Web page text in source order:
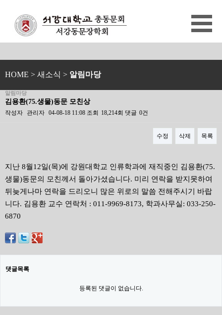
HOME > 새소식 > 알림마당
알림마당
김용환(75.생물)동문 모친상
작성자 관리자 04-08-18 11:08 조회 18,214회 댓글 0건
수정 삭제 목록
지난 8월12일(목)에 강원대학교 인류학과에 재직중인 김용환(75.
생물)동문의 모친께서 돌아가셨습니다. 미리 연락을 받지못하여
뒤늦게나마 연락을 드리오니 많은 위로의 말씀 전해주시기 바랍
니다. 김용환 교수 연락처 : 011-9969-8173, 학과사무실: 033-250-
6870
댓글목록
등록된 댓글이 없습니다.